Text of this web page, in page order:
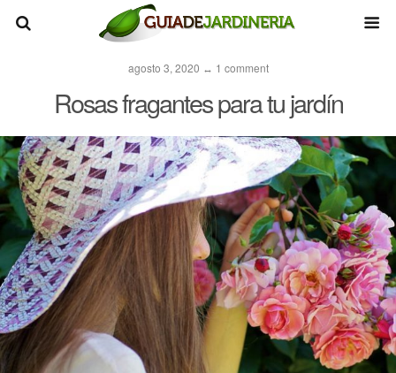
agosto 3, 2020 ↔ 1 comment
Rosas fragantes para tu jardín